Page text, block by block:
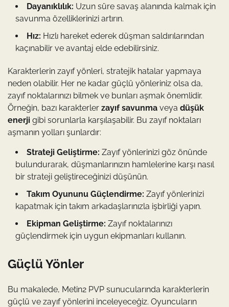
Dayanıklılık: Uzun süre savaş alanında kalmak için
savunma özelliklerinizi artırın.
Hız: Hızlı hareket ederek düşman saldırılarından
kaçınabilir ve avantaj elde edebilirsiniz.
Karakterlerin zayıf yönleri, stratejik hatalar yapmaya
neden olabilir. Her ne kadar güçlü yönleriniz olsa da,
zayıf noktalarınızı bilmek ve bunları aşmak önemlidir.
Örneğin, bazı karakterler zayıf savunma veya düşük
enerji gibi sorunlarla karşılaşabilir. Bu zayıf noktaları
aşmanın yolları şunlardır:
Strateji Geliştirme: Zayıf yönlerinizi göz önünde
bulundurarak, düşmanlarınızın hamlelerine karşı nasıl
bir strateji geliştireceğinizi düşünün.
Takım Oyununu Güçlendirme: Zayıf yönlerinizi
kapatmak için takım arkadaşlarınızla işbirliği yapın.
Ekipman Geliştirme: Zayıf noktalarınızı
güçlendirmek için uygun ekipmanları kullanın.
Güçlü Yönler
Bu makalede, Metin2 PVP sunucularında karakterlerin
güçlü ve zayıf yönlerini inceleyeceğiz. Oyuncuların